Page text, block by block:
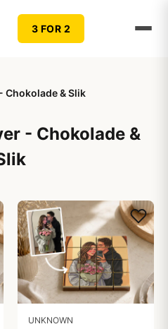
3 FOR 2
Chokolade & Slik
- Chokolade &
UNKNOWN